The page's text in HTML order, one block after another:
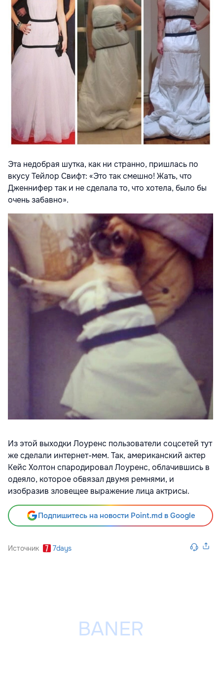
Эта недобрая шутка, как ни странно, пришлась по
вкусу Тейлор Свифт: «Это так смешно! Жать, что
Дженнифер так и не сделала то, что хотела, было бы
очень забавно».
Из этой выходки Лоуренс пользователи соцсетей тут
же сделали интернет-мем. Так, американский актер
Кейс Холтон спародировал Лоуренс, облачившись в
одеяло, которое обвязал двумя ремнями, и
изобразив зловещее выражение лица актрисы.
Подпишитесь на новости Point.md в Google
Источник 7days